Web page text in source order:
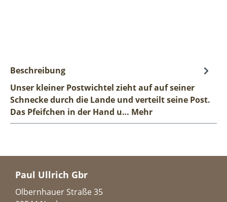
Beschreibung
Unser kleiner Postwichtel zieht auf auf seiner
Schnecke durch die Lande und verteilt seine Post.
Das Pfeifchen in der Hand u… Mehr
Paul Ullrich Gbr
Olbernhauer Straße 35